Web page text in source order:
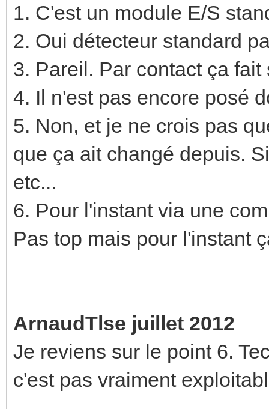
1. C'est un module E/S
2. Oui détecteur standard
3. Pareil. Par contact ça
4. Il n'est pas encore posé
5. Non, et je ne crois pas
que ça ait changé depuis.
etc...
6. Pour l'instant via une
Pas top mais pour l'instant
ArnaudTlse juillet 2012
Je reviens sur le point 6.
c'est pas vraiment